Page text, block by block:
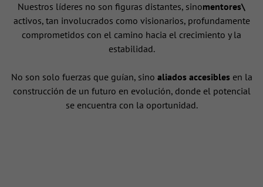
Nuestros líderes no son figuras distantes, sinomentores\
activos, tan involucrados como visionarios, profundamente
comprometidos con el camino hacia el crecimiento y la
estabilidad.
No son solo fuerzas que guían, sino aliados accesiblesen la
construcción de un futuro en evolución, donde el potencial
se encuentra con la oportunidad.